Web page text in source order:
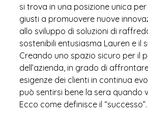
si trova in una posizione unica
giusti a promuovere nuove
allo sviluppo di soluzioni di
sostenibili entusiasma Lauren e il
Creando uno spazio sicuro per il
dell’azienda, in grado di
esigenze dei clienti in continua
può sentirsi bene la sera quando
Ecco come definisce il “successo”.